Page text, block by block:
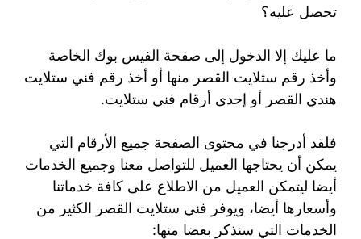
تحصل عليه؟
ما عليك إلا الدخول إلى صفحة الفيس بوك الخاصة
وأخذ رقم ستلايت القصر منها أو أخذ رقم فني ستلايت
هندي القصر أو إحدى أرقام فني ستلايت.
فلقد أدرجنا في محتوى الصفحة جميع الأرقام التي
يمكن أن يحتاجها العميل للتواصل معنا وجميع الخدمات
أيضا ليتمكن العميل من الاطلاع على كافة خدماتنا
وأسعارها أيضا، ويوفر فني ستلايت القصر الكثير من
الخدمات التي سنذكر بعضا منها: